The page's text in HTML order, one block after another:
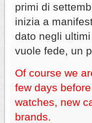
primi di
inizia a
dato negli
vuole fede, un
Of course we
few days
watches, new
brands.